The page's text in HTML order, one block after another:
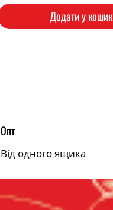
Додати у кошик
Опт
Від одного ящика